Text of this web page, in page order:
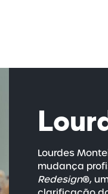
Lourdes
mudança
Redesign®,